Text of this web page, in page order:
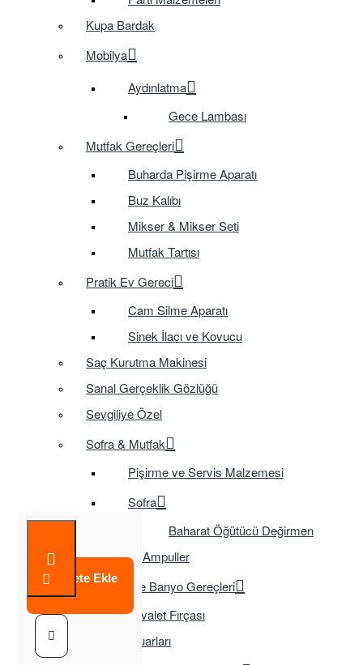
Kupa Bardak
Mobilya
Aydınlatma
Gece Lambası
Mutfak Gereçleri
Buharda Pişirme Aparatı
Buz Kalıbı
Mikser & Mikser Seti
Mutfak Tartısı
Pratik Ev Gereci
Cam Silme Aparatı
Sinek İlacı ve Kovucu
Saç Kurutma Makinesi
Sanal Gerçeklik Gözlüğü
Sevgiliye Özel
Sofra & Mutfak
Pişirme ve Servis Malzemesi
Sofra
Baharat Öğütücü Değirmen
Tasarruflu Ampuller
Temizlik ve Banyo Gereçleri
Tuvalet Fırçası
TV Aksesuarları
Sepete Ekle